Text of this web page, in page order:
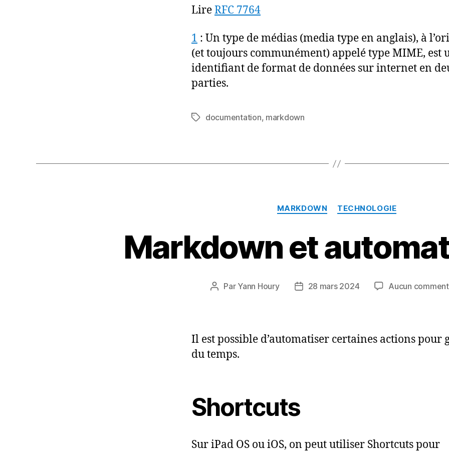
LireRFC 7764
1 : Un type de médias (media type en anglais), à
(et toujours communément) appelé type MIME, est
identifiant de format de données sur internet en
parties.
Étiquettes
documentation, markdown
Catégories
MARKDOWN TECHNOLOGIE
Markdown et
Auteur
Par Yann Houry
Date28 mars 2024 Aucun
Il est possible d’automatiser certaines actions pour
du temps.
Shortcuts
Sur iPad OS ou iOS, on peut utiliser Shortcuts pour